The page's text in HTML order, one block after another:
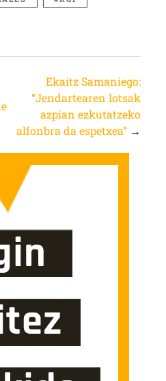
Ekaitz Samaniego:
“Jendartearen lotsak
azpian ezkutatzeko
alfonbra da espetxea” →